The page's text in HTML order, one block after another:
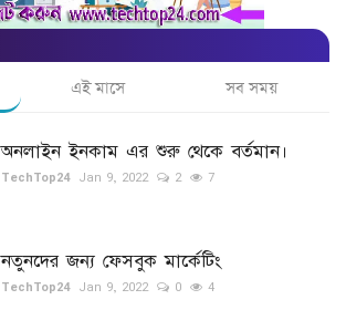
এই মাসে সব সময়
অনলাইন ইনকাম এর শুরু থেকে বর্তমান।
TechTop24 Jan 9, 2022 2 7
নতুনদের জন্য ফেসবুক মার্কেটিং
TechTop24 Jan 9, 2022 0 4